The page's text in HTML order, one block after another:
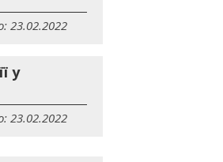
23.02.2022
у
23.02.2022